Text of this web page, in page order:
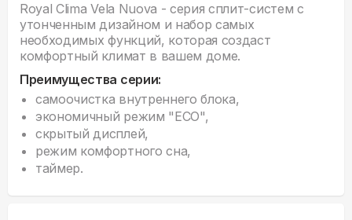
Royal Clima Vela Nuova - серия сплит-систем с
утонченным дизайном и набор самых
необходимых функций, которая создаст
комфортный климат в вашем доме.
Преимущества серии:
cамоочистка внутреннего блока,
экономичный режим "ECO",
скрытый дисплей,
режим комфортного сна,
таймер.